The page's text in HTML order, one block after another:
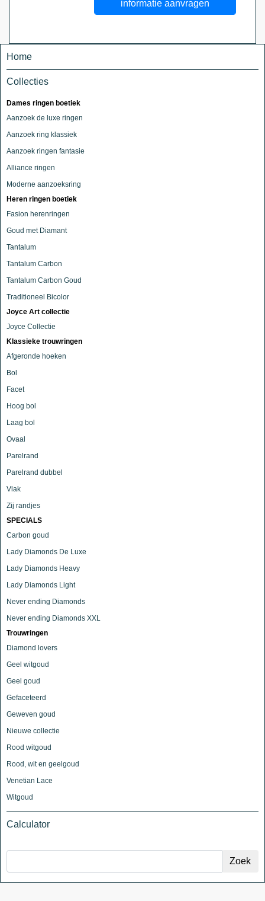
Home
Collecties
Dames ringen boetiek
Aanzoek de luxe ringen
Aanzoek ring klassiek
Aanzoek ringen fantasie
Alliance ringen
Moderne aanzoeksring
Heren ringen boetiek
Fasion herenringen
Goud met Diamant
Tantalum
Tantalum Carbon
Tantalum Carbon Goud
Traditioneel Bicolor
Joyce Art collectie
Joyce Collectie
Klassieke trouwringen
Afgeronde hoeken
Bol
Facet
Hoog bol
Laag bol
Ovaal
Parelrand
Parelrand dubbel
Vlak
Zij randjes
SPECIALS
Carbon goud
Lady Diamonds De Luxe
Lady Diamonds Heavy
Lady Diamonds Light
Never ending Diamonds
Never ending Diamonds XXL
Trouwringen
Diamond lovers
Geel witgoud
Geel goud
Gefaceteerd
Geweven goud
Nieuwe collectie
Rood witgoud
Rood, wit en geelgoud
Venetian Lace
Witgoud
Calculator